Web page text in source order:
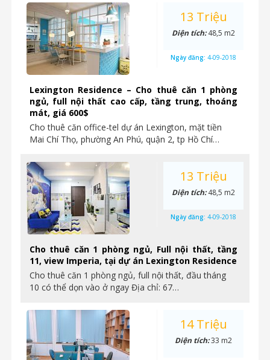
Lexington Residence – Cho thuê căn 1 phòng
ngủ, full nội thất cao cấp, tầng trung, thoáng
mát, giá 600$
Cho thuê căn office-tel dự án Lexington, mặt tiền
Mai Chí Thọ, phường An Phú, quận 2, tp Hồ Chí…
13 Triệu
Diện tích:48,5 m2
Ngày đăng: 4-09-2018
Cho thuê căn 1 phòng ngủ, Full nội thất, tầng
11, view Imperia, tại dự án Lexington Residence
Cho thuê căn 1 phòng ngủ, full nội thất, đầu tháng
10 có thể dọn vào ở ngay Địa chỉ: 67…
13 Triệu
Diện tích:48,5 m2
Ngày đăng: 4-09-2018
14 Triệu
Diện tích:33 m2